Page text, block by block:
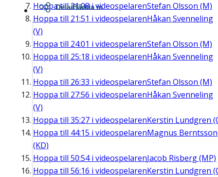
Hoppa till21:08i videospelarenStefan Olsson (M)
Hoppa till 21:51 i videospelarenHåkan Svenneling
(V)
Hoppa till 24:01 i videospelarenStefan Olsson (M)
Hoppa till 25:18 i videospelarenHåkan Svenneling
(V)
Hoppa till 26:33 i videospelarenStefan Olsson (M)
Hoppa till 27:56 i videospelarenHåkan Svenneling
(V)
Hoppa till 35:27 i videospelarenKerstin Lundgren
Hoppa till 44:15 i videospelarenMagnus Berntsson
(KD)
Hoppa till 50:54i videospelarenJacob Risberg (MP)
Hoppa till 56:16 i videospelarenKerstin Lundgren
Dela/Bädda in